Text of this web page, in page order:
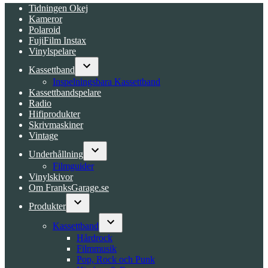
Tidningen Okej
Kameror
Polaroid
FujiFilm Instax
Vinylspelare
Kassettband
Open
dropdown
menu
Inspelningsbara Kassettband
Kassettbandspelare
Radio
Hifiprodukter
Skrivmaskiner
Vintage
Underhållning
Open
Filmguider
Vinylskivor
Om FranksGarage.se
Produkter
Open
dropdown
menu
Kassettband
Open
dropdown
menu
Hårdrock
Filmmusik
Pop, Rock och Punk